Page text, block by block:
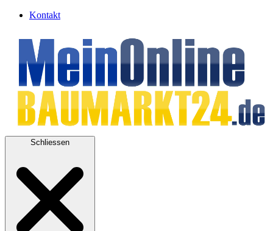
Kontakt
Schliessen